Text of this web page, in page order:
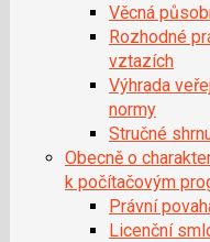
Věcná
Rozhodné
vztazích
Výhrada
normy
Stručné
Obecně o
k počítačovým
Právní
Licenční